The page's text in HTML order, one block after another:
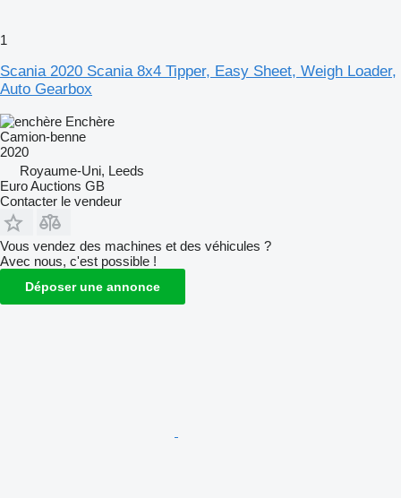
1
Scania 2020 Scania 8x4 Tipper, Easy Sheet, Weigh Loader,
Auto Gearbox
Enchère
Camion-benne
2020
Royaume-Uni, Leeds
Euro Auctions GB
Contacter le vendeur
Vous vendez des machines et des véhicules ?
Avec nous, c'est possible !
Déposer une annonce